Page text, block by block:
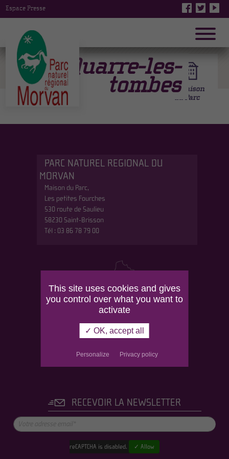
Espace Presse
Quarre-les-
tombes
PARC NATUREL REGIONAL DU
MORVAN
Maison du Parc,
Les petites Fourches
530 route de Saulieu
58230 Saint-Brisson
Tél : 03 86 78 79 00
RECEVOIR LA NEWSLETTER
reCAPTCHA is disabled. ✓ Allow
This site uses cookies and gives
you control over what you want to
activate
✓ OK, accept all
Personalize Privacy policy